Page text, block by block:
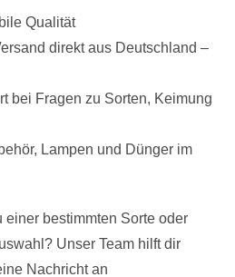
Qualität
direkt aus Deutschland –
bei Fragen zu Sorten, Keimung
Lampen und Dünger im
einer bestimmten Sorte oder
Unser Team hilft dir
Nachricht an